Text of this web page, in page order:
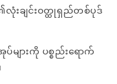
လုံးချင်းဝတ္ထုရှည်တစ်ပုဒ်
ျားကို ပစ္စည်းရောက်